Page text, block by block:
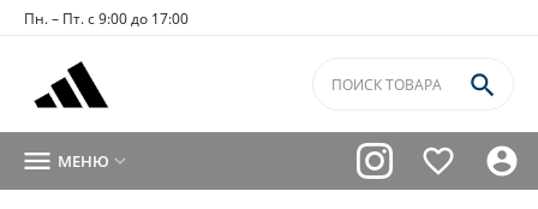
Пн. – Пт. с 9:00 до 17:00



 МЕНЮ 